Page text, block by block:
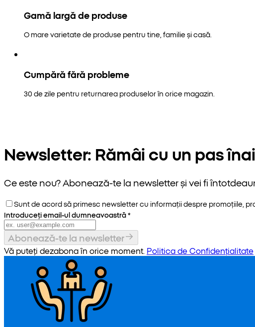
Gamă largă de produse
O mare varietate de produse pentru tine, familie și casă.
Cumpără fără probleme
30 de zile pentru returnarea produselor în orice magazin.
Newsletter: Rămâi cu un pas
Ce este nou? Abonează-te la newsletter și vei fi
Sunt de acord să primesc newsletter cu informații despre promoțiile,
Introduceți email-ul dumneavoastră*
Abonează-te la newsletter
Vă puteți dezabona în orice moment. Politica de Confidențialitate